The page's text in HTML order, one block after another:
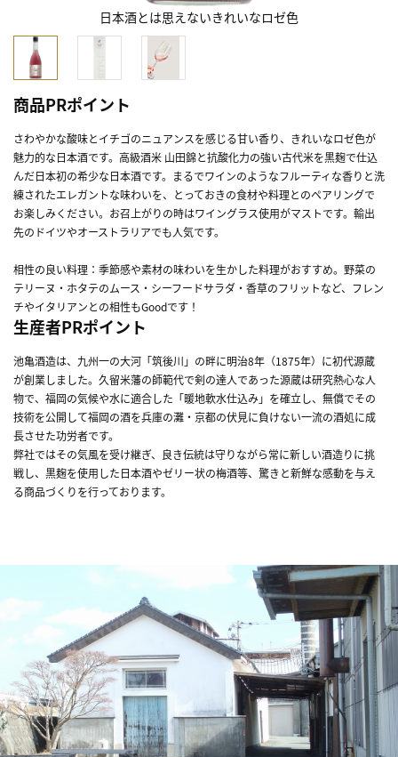
日本酒とは思えないきれいなロゼ色
商品PRポイント
さわやかな酸味とイチゴのニュアンスを感じる甘い香り、きれいなロゼ色が
魅力的な日本酒です。高級酒米 山田錦と抗酸化力の強い古代米を黒麹で仕込
んだ日本初の希少な日本酒です。まるでワインのようなフルーティな香りと洗
練されたエレガントな味わいを、とっておきの食材や料理とのペアリングで
お楽しみください。お召上がりの時はワイングラス使用がマストです。輸出
先のドイツやオーストラリアでも人気です。
相性の良い料理：季節感や素材の味わいを生かした料理がおすすめ。野菜の
テリーヌ・ホタテのムース・シーフードサラダ・香草のフリットなど、フレン
チやイタリアンとの相性もGoodです！
生産者PRポイント
池亀酒造は、九州一の大河「筑後川」の畔に明治8年（1875年）に初代源蔵
が創業しました。久留米藩の師範代で剣の達人であった源蔵は研究熱心な人
物で、福岡の気候や水に適合した「暖地軟水仕込み」を確立し、無償でその
技術を公開して福岡の酒を兵庫の灘・京都の伏見に負けない一流の酒処に成
長させた功労者です。
弊社ではその気風を受け継ぎ、良き伝統は守りながら常に新しい酒造りに挑
戦し、黒麹を使用した日本酒やゼリー状の梅酒等、驚きと新鮮な感動を与え
る商品づくりを行っております。